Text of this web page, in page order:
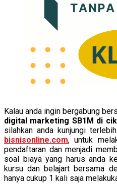
Kalau anda ingin bergabung
digital marketing SB1M di
silahkan anda kunjungi
bisnisonline.com, untuk
pendaftaran dan menjadi
soal biaya yang harus anda
kursu dan belajart bersama
hanya cukup 1 kali saja